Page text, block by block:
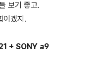
보기 좋고.
이겠지.
+ SONY a9